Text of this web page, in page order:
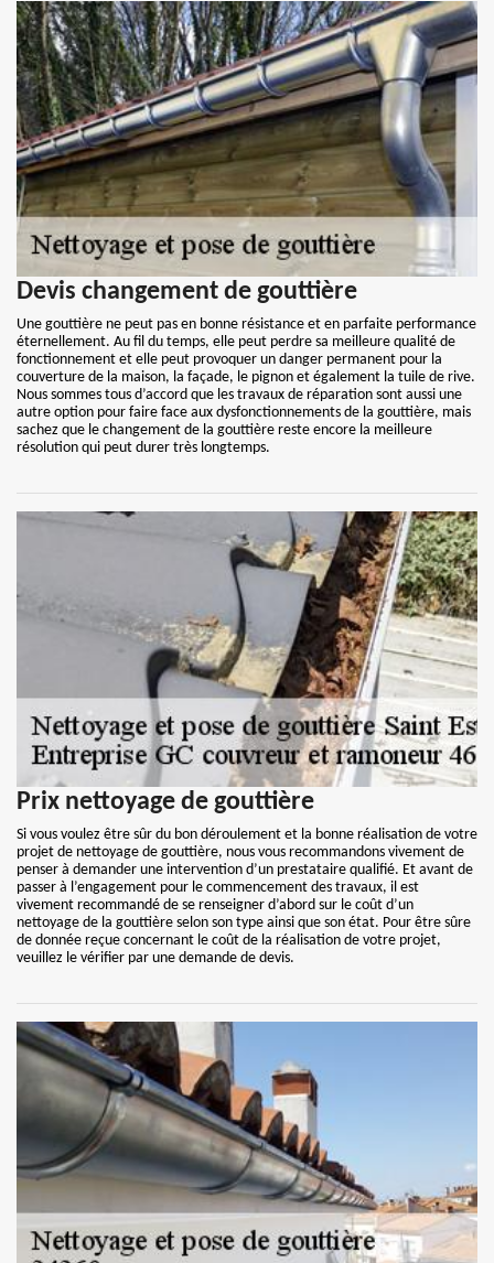
Devis changement de gouttière
Une gouttière ne peut pas en bonne résistance et en parfaite performance
éternellement. Au fil du temps, elle peut perdre sa meilleure qualité de
fonctionnement et elle peut provoquer un danger permanent pour la
couverture de la maison, la façade, le pignon et également la tuile de rive.
Nous sommes tous d’accord que les travaux de réparation sont aussi une
autre option pour faire face aux dysfonctionnements de la gouttière, mais
sachez que le changement de la gouttière reste encore la meilleure
résolution qui peut durer très longtemps.
Prix nettoyage de gouttière
Si vous voulez être sûr du bon déroulement et la bonne réalisation de votre
projet de nettoyage de gouttière, nous vous recommandons vivement de
penser à demander une intervention d’un prestataire qualifié. Et avant de
passer à l’engagement pour le commencement des travaux, il est
vivement recommandé de se renseigner d’abord sur le coût d’un
nettoyage de la gouttière selon son type ainsi que son état. Pour être sûre
de donnée reçue concernant le coût de la réalisation de votre projet,
veuillez le vérifier par une demande de devis.